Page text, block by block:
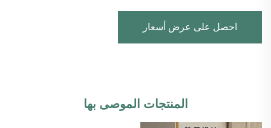
احصل على عرض أسعار
المنتجات الموصى بها